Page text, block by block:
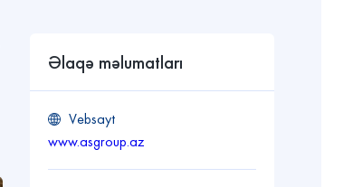
Əlaqə məlumatları
Vebsayt
www.asgroup.az